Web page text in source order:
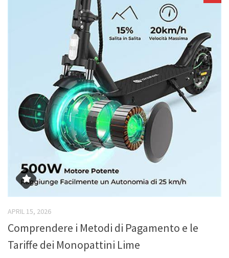
APRIL 15, 2026
Comprendere i Metodi di Pagamento e le
Tariffe dei Monopattini Lime